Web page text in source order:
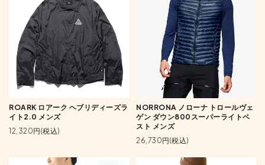
ROARK ロアーク ヘブリディーズラ
イト2.0 メンズ
12,320円(税込)
NORRONA ノローナ トロールヴェ
ゲン ダウン800スーパーライトベ
スト メンズ
26,730円(税込)